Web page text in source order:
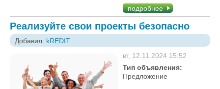
подробнее
Реализуйте свои проекты безопасно
Добавил: kREDIT
вт, 12.11.2024 15:52
Тип объявления:
Предложение